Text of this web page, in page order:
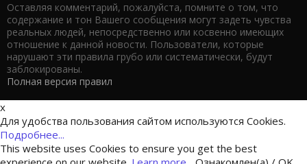
Оставляя комментарий, пожалуйста, помните о том, что
содержание и тон Вашего сообщения могут задеть чувства
реальных людей, непосредственно или косвенно имеющих
отношение к данной новости. Пользователи, которые
нарушают эти правила грубо или систематически, будут
заблокированы.
Полная версия правил
x
Для удобства пользования сайтом используются Cookies.
Подробнее...
This website uses Cookies to ensure you get the best